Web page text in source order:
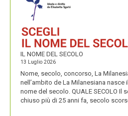
IL NOME DEL SECOLO
13 Luglio 2026
Nome, secolo, concorso, La
nell’ambito de La Milanesiana
nome del secolo. QUALE SECOLO Il
chiuso più di 25 anni fa, secolo